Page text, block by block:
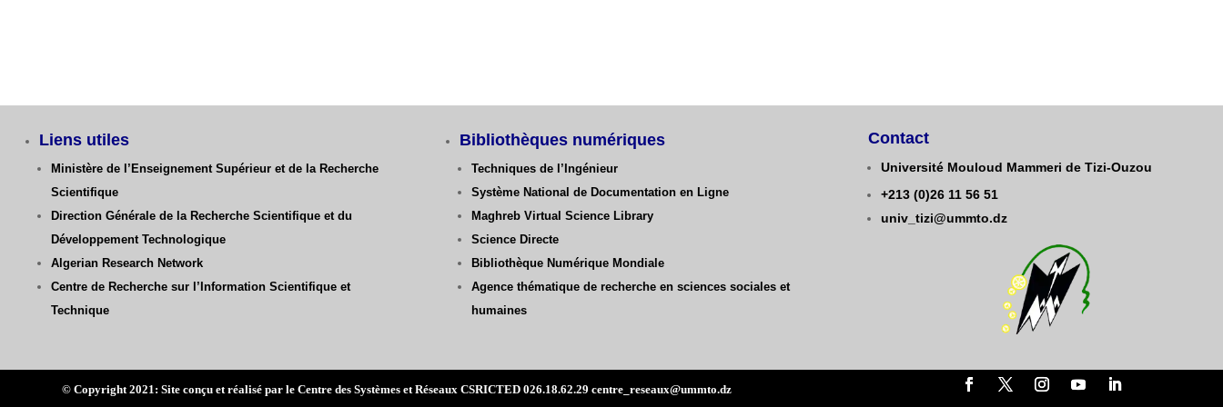
Liens utiles
Ministère de l’Enseignement Supérieur et de la Recherche
Scientifique
Direction Générale de la Recherche Scientifique et du
Développement Technologique
Algerian Research Network
Centre de Recherche sur l’Information Scientifique et
Technique
Bibliothèques numériques
Techniques de l’Ingénieur
Système National de Documentation en Ligne
Maghreb Virtual Science Library
Science Directe
Bibliothèque Numérique Mondiale
Agence thématique de recherche en sciences sociales et
humaines
Contact
Université Mouloud Mammeri de Tizi-Ouzou
+213 (0)26 11 56 51
univ_tizi@ummto.dz
© Copyright 2021: Site conçu et réalisé par le Centre des Systèmes et Réseaux CSRICTED 026.18.62.29 centre_reseaux@ummto.dz